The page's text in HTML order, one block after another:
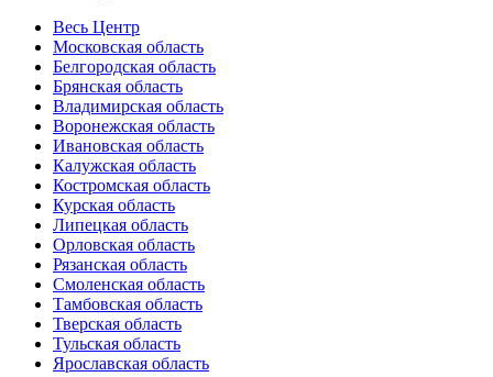
Весь Центр
Московская область
Белгородская область
Брянская область
Владимирская область
Воронежская область
Ивановская область
Калужская область
Костромская область
Курская область
Липецкая область
Орловская область
Рязанская область
Смоленская область
Тамбовская область
Тверская область
Тульская область
Ярославская область